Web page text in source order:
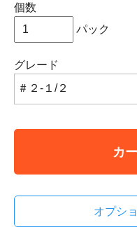
個数
パック
グレード
カ
オプシ